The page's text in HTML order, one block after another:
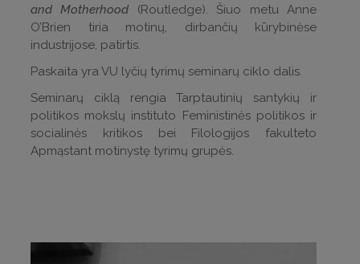
and Motherhood (Routledge). Šiuo metu Anne
O’Brien tiria motinų, dirbančių kūrybinėse
industrijose, patirtis.
Paskaita yra VU lyčių tyrimų seminarų ciklo dalis.
Seminarų ciklą rengia Tarptautinių santykių ir
politikos mokslų instituto Feministinės politikos ir
socialinės kritikos bei Filologijos fakulteto
Apmąstant motinystę tyrimų grupės.